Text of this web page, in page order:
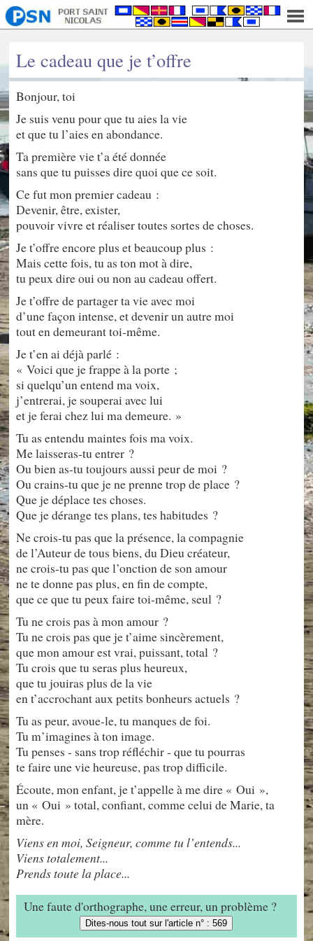
Le cadeau que je t’offre
Bonjour, toi
Je suis venu pour que tu aies la vie
et que tu l’aies en abondance.
Ta première vie t’a été donnée
sans que tu puisses dire quoi que ce soit.
Ce fut mon premier cadeau :
Devenir, être, exister,
pouvoir vivre et réaliser toutes sortes de choses.
Je t’offre encore plus et beaucoup plus :
Mais cette fois, tu as ton mot à dire,
tu peux dire oui ou non au cadeau offert.
Je t’offre de partager ta vie avec moi
d’une façon intense, et devenir un autre moi
tout en demeurant toi-même.
Je t’en ai déjà parlé :
« Voici que je frappe à la porte ;
si quelqu’un entend ma voix,
j’entrerai, je souperai avec lui
et je ferai chez lui ma demeure. »
Tu as entendu maintes fois ma voix.
Me laisseras-tu entrer ?
Ou bien as-tu toujours aussi peur de moi ?
Ou crains-tu que je ne prenne trop de place ?
Que je déplace tes choses.
Que je dérange tes plans, tes habitudes ?
Ne crois-tu pas que la présence, la compagnie
de l’Auteur de tous biens, du Dieu créateur,
ne crois-tu pas que l’onction de son amour
ne te donne pas plus, en fin de compte,
que ce que tu peux faire toi-même, seul ?
Tu ne crois pas à mon amour ?
Tu ne crois pas que je t’aime sincèrement,
que mon amour est vrai, puissant, total ?
Tu crois que tu seras plus heureux,
que tu jouiras plus de la vie
en t’accrochant aux petits bonheurs actuels ?
Tu as peur, avoue-le, tu manques de foi.
Tu m’imagines à ton image.
Tu penses - sans trop réfléchir - que tu pourras
te faire une vie heureuse, pas trop difficile.
Écoute, mon enfant, je t’appelle à me dire « Oui »,
un « Oui » total, confiant, comme celui de Marie, ta
mère.
Viens en moi, Seigneur, comme tu l’entends...
Viens totalement...
Prends toute la place...
Une faute d'orthographe, une erreur, un problème ?
Dites-nous tout sur l'article n° : 569